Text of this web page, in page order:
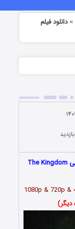
»دانلود فیلم
دانلود فیلم سینمایی پادشاهی با زیرنویس فارسی The Kingdom